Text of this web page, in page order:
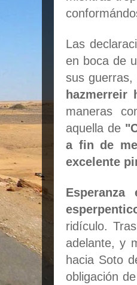
Las
en boca de
sus guerras,
hazmerreir
maneras
aquella de
a fin de
excelente
ridículo.
adelante, y
hacia Soto
obligación